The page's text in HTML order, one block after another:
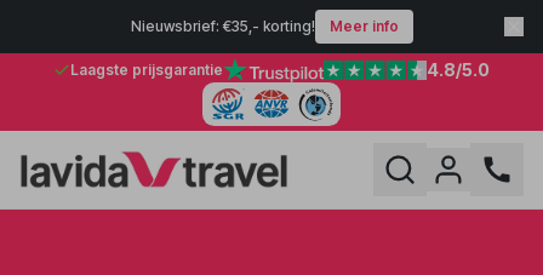
Nieuwsbrief: €35,- korting! Meer info
Laagste prijsgarantie 4.8/5.0